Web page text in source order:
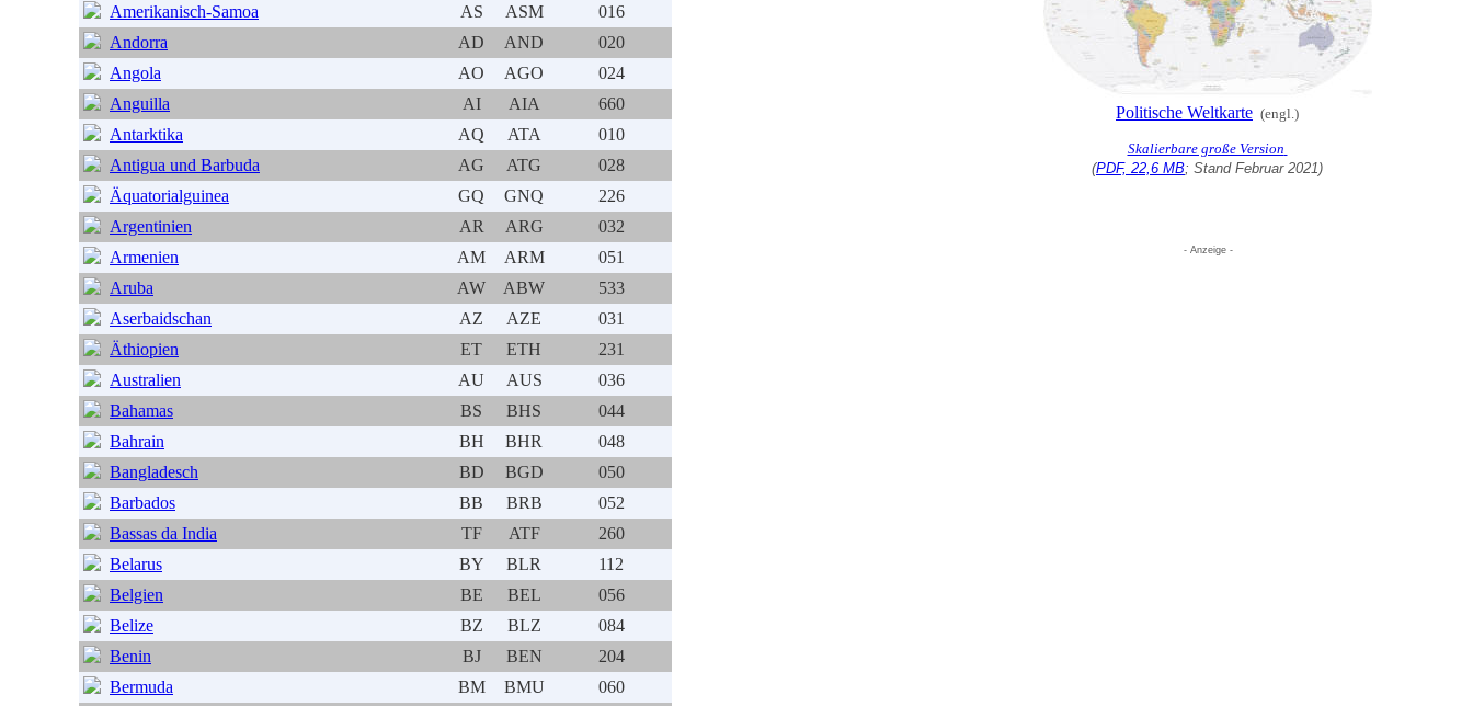
Amerikanisch-Samoa
AS ASM
016
Andorra
AD AND
020
Angola
AO AGO
024
Anguilla
AI AIA
660
Antarktika
AQ ATA
010
Antigua und Barbuda
AG ATG
028
Äquatorialguinea
GQ GNQ
226
Argentinien
AR ARG
032
Armenien
AM ARM
051
Aruba
AW ABW
533
Aserbaidschan
AZ AZE
031
Äthiopien
ET ETH
231
Australien
AU AUS
036
Bahamas
BS BHS
044
Bahrain
BH BHR
048
Bangladesch
BD BGD
050
Barbados
BB BRB
052
Bassas da India
TF ATF
260
Belarus
BY BLR
112
Belgien
BE BEL
056
Belize
BZ BLZ
084
Benin
BJ BEN
204
Bermuda
BM BMU
060
Politische Weltkarte (engl.)
Skalierbare große Version
(PDF, 22,6 MB; Stand Februar 2021)
- Anzeige -